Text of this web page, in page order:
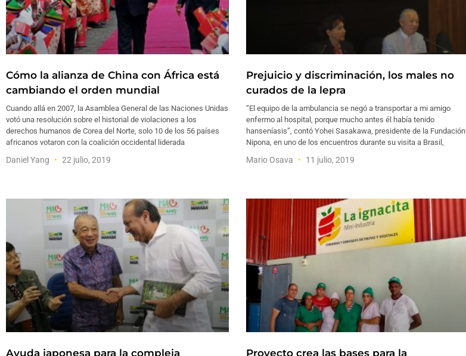
Cómo la alianza de China con África está
cambiando el orden mundial
Cuando allá en 2007, la Asamblea General de las Naciones Unidas
votó una resolución sobre el historial de violaciones a los
derechos humanos de Corea del Norte, solo 10 de los 56 países
africanos votaron con la coalición occidental liderada
Daniel Yang 22 julio, 2019
Prejuicio y discriminación, los males no
curados de la lepra
“El equipo de la ambulancia se negó a transportar a mi amigo
enfermo al hospital, porque mucho antes él había tenido
hanseníasis”, contó Yohei Sasakawa, presidente de la Fundación
Nipona, en uno de los encuentros durante su visita a Brasil,
Mario Osava 11 julio, 2019
Ayuda japonesa para la compleja
Proyecto crea las bases para la